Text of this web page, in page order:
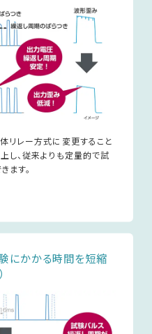
リレー方式に変更すること
し、従来よりも定量的で試
ます。
かかる時間を短縮